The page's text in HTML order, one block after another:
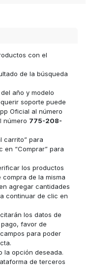
con el
de la búsqueda
año y modelo
soporte puede
Oficial al número
número 775-208-
carrito” para
en “Comprar” para
los productos
de la misma
agregar cantidades
continuar de clic en
los datos de
favor de
para poder
la opción deseada.
de terceros